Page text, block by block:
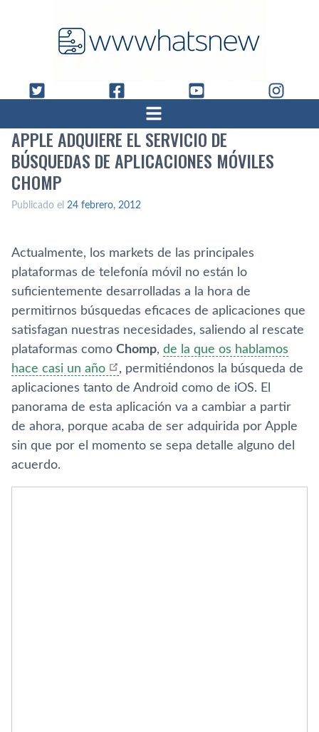
APPLE ADQUIERE EL SERVICIO DE
BÚSQUEDAS DE APLICACIONES MÓVILES
CHOMP
Publicado el 24 febrero, 2012
Actualmente, los markets de las principales
plataformas de telefoní­a móvil no están lo
suficientemente desarrolladas a la hora de
permitirnos búsquedas eficaces de aplicaciones que
satisfagan nuestras necesidades, saliendo al rescate
plataformas como Chomp, de la que os hablamos
hace casi un año
, permitiéndonos la búsqueda de
aplicaciones tanto de Android como de iOS. El
panorama de esta aplicación va a cambiar a partir
de ahora, porque acaba de ser adquirida por Apple
sin que por el momento se sepa detalle alguno del
acuerdo.